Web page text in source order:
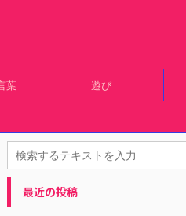
葉 遊び
最近の投稿